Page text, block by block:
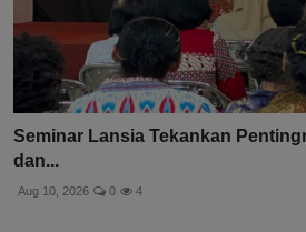
Seminar Lansia Tekankan
dan...
Aug 10, 2026 0 4